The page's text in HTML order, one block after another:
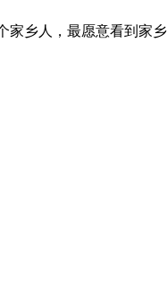
家乡人，最愿意看到家